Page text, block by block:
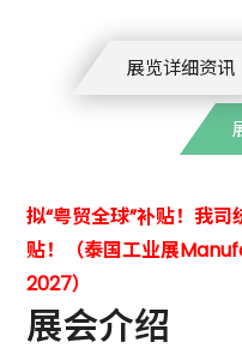
展览详细资讯
拟“粤贸全球”补贴！我
贴！（泰国工业展
2027）
展